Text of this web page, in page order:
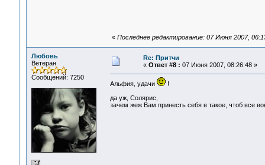
« Последнее редактирование: 07 Июня 2007,
Любовь
Ветеран
Сообщений: 7250
Re: Притчи
« Ответ #8 : 07 Июня 2007, 08:26:48 »
Альфия, удачи
!
да уж, Солярис,
зачем жеж Вам принесть себя в такое, чтоб все